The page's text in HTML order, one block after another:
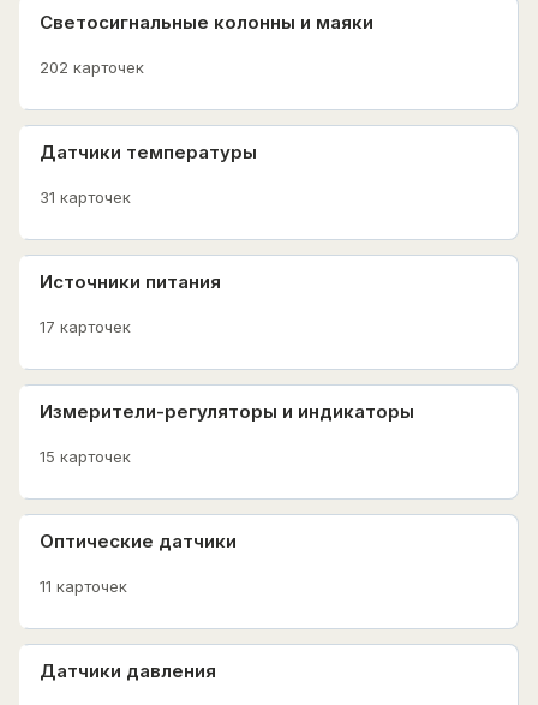
Светосигнальные колонны и маяки
202 карточек
Датчики температуры
31 карточек
Источники питания
17 карточек
Измерители-регуляторы и индикаторы
15 карточек
Оптические датчики
11 карточек
Датчики давления